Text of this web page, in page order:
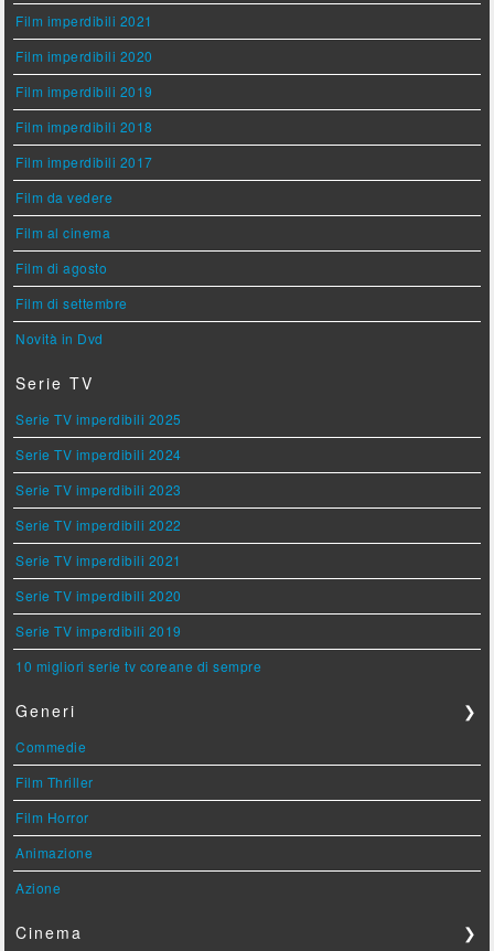
Film imperdibili 2021
Film imperdibili 2020
Film imperdibili 2019
Film imperdibili 2018
Film imperdibili 2017
Film da vedere
Film al cinema
Film di agosto
Film di settembre
Novità in Dvd
Serie TV
Serie TV imperdibili 2025
Serie TV imperdibili 2024
Serie TV imperdibili 2023
Serie TV imperdibili 2022
Serie TV imperdibili 2021
Serie TV imperdibili 2020
Serie TV imperdibili 2019
10 migliori serie tv coreane di sempre
Generi ❯
Commedie
Film Thriller
Film Horror
Animazione
Azione
Cinema ❯